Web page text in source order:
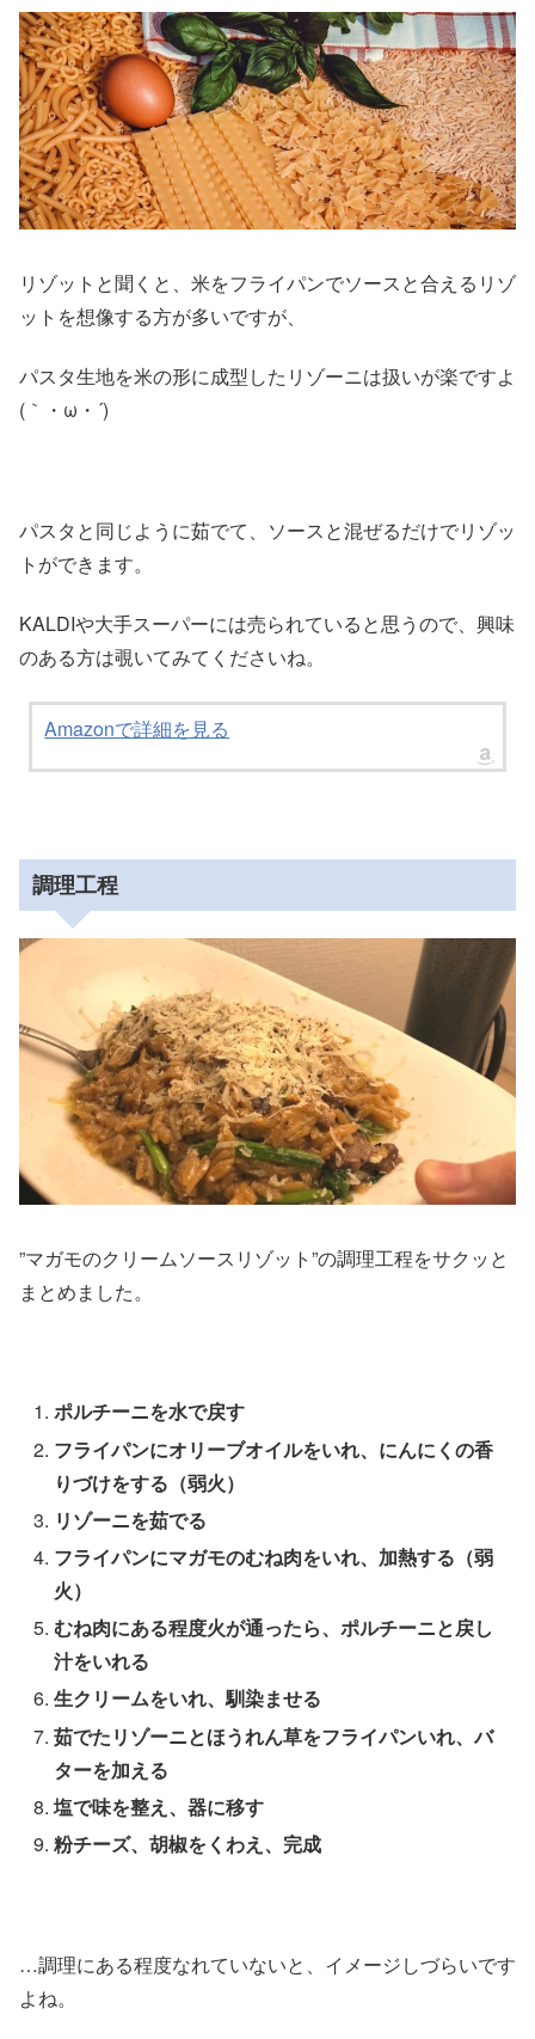
リゾットと聞くと、米をフライパンでソースと合えるリゾ
ットを想像する方が多いですが、
パスタ生地を米の形に成型したリゾーニは扱いが楽ですよ
(｀・ω・´)
パスタと同じように茹でて、ソースと混ぜるだけでリゾッ
トができます。
KALDIや大手スーパーには売られていると思うので、興味
のある方は覗いてみてくださいね。
Amazonで詳細を見る
調理工程
”マガモのクリームソースリゾット”の調理工程をサクッと
まとめました。
ポルチーニを水で戻す
フライパンにオリーブオイルをいれ、にんにくの香
りづけをする（弱火）
リゾーニを茹でる
フライパンにマガモのむね肉をいれ、加熱する（弱
火）
むね肉にある程度火が通ったら、ポルチーニと戻し
汁をいれる
生クリームをいれ、馴染ませる
茹でたリゾーニとほうれん草をフライパンいれ、バ
ターを加える
塩で味を整え、器に移す
粉チーズ、胡椒をくわえ、完成
…調理にある程度なれていないと、イメージしづらいです
よね。